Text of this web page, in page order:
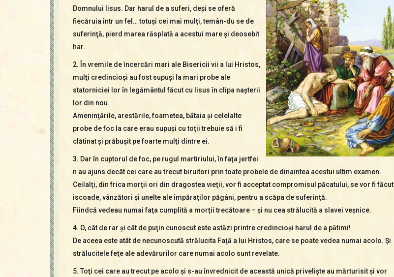
Domnului Iisus. Dar harul de a suferi, deşi se oferă
fiecăruia într un fel… totuşi cei mai mulţi, temân-du se de
suferinţă, pierd marea răsplată a acestui mare şi deosebit
har.
2. În vremile de încercări mari ale Bisericii vii a lui Hristos,
mulţi credincioşi au fost supuşi la mari probe ale
statorniciei lor în legământul făcut cu Iisus în clipa naşterii
lor din nou.
Ameninţările, arestările, foametea, bătaia şi celelalte
probe de foc la care erau supuşi cu toţii trebuie să i fi
clătinat şi prăbuşit pe foarte mulţi dintre ei.
3. Dar în cuptorul de foc, pe rugul martiriului, în faţa jertfei
n au ajuns decât cei care au trecut biruitori prin toate probele de dinaintea acestui ultim examen.
Ceilalţi, din frica morţii ori din dragostea vieţii, vor fi acceptat compromisul păcatului, se vor fi făcut
iscoade, vânzători şi unelte ale împăraţilor păgâni, pentru a scăpa de suferinţă.
Fiindcă vedeau numai faţa cumplită a morţii trecătoare – şi nu cea strălucită a slavei veşnice.
4. O, cât de rar şi cât de puţin cunoscut este astăzi printre credincioşi harul de a pătimi!
De aceea este atât de necunoscută strălucita Faţă a lui Hristos, care se poate vedea numai acolo. Şi
strălucitele feţe ale adevărurilor care numai acolo sunt revelate.
5. Toţi cei care au trecut pe acolo şi s-au învrednicit de această unică privelişte au mărturisit şi vor